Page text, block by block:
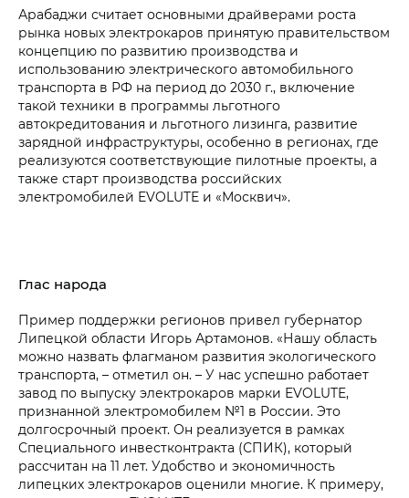
Арабаджи считает основными драйверами роста
рынка новых электрокаров принятую правительством
концепцию по развитию производства и
использованию электрического автомобильного
транспорта в РФ на период до 2030 г., включение
такой техники в программы льготного
автокредитования и льготного лизинга, развитие
зарядной инфраструктуры, особенно в регионах, где
реализуются соответствующие пилотные проекты, а
также старт производства российских
электромобилей EVOLUTE и «Москвич».
Глас народа
Пример поддержки регионов привел губернатор
Липецкой области Игорь Артамонов. «Нашу область
можно назвать флагманом развития экологического
транспорта, – отметил он. – У нас успешно работает
завод по выпуску электрокаров марки EVOLUTE,
признанной электромобилем №1 в России. Это
долгосрочный проект. Он реализуется в рамках
Специального инвестконтракта (СПИК), который
рассчитан на 11 лет. Удобство и экономичность
липецких электрокаров оценили многие. К примеру,